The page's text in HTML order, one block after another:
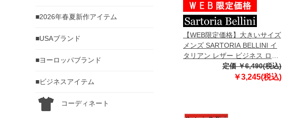
■2026年春夏新作アイテム
■USAブランド
■ヨーロッパブランド
■ビジネスアイテム
コーディネート
【WEB限定価格】大きいサイズ
メンズ SARTORIA BELLINI イ
タリアン レザー ビジネス ロン
グベルト ロングサイズ azbl-
定価 ￥6,490(税込)
￥3,245(税込)